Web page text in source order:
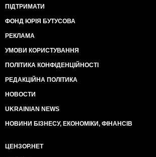
ПІДТРИМАТИ
ФОНД ЮРІЯ БУТУСОВА
РЕКЛАМА
УМОВИ КОРИСТУВАННЯ
ПОЛІТИКА КОНФІДЕНЦІЙНОСТІ
РЕДАКЦІЙНА ПОЛІТИКА
НОВОСТИ
UKRAINIAN NEWS
НОВИНИ БІЗНЕСУ, ЕКОНОМІКИ, ФІНАНСІВ
ЦЕНЗОР.НЕТ